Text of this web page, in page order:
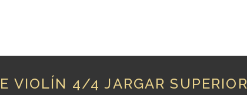
VIOLÍN 4/4 JARGAR SUPERIOR